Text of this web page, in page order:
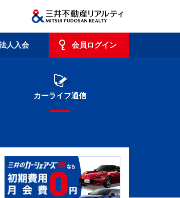
人入会 会員ログイン
カーライフ通信